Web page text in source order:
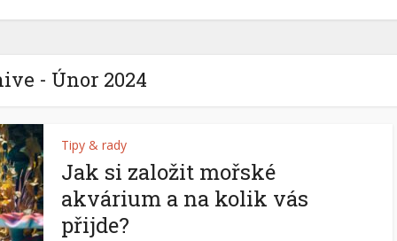
- Únor 2024
Tipy & rady
Jak si založit mořské
akvárium a na kolik vás
přijde?